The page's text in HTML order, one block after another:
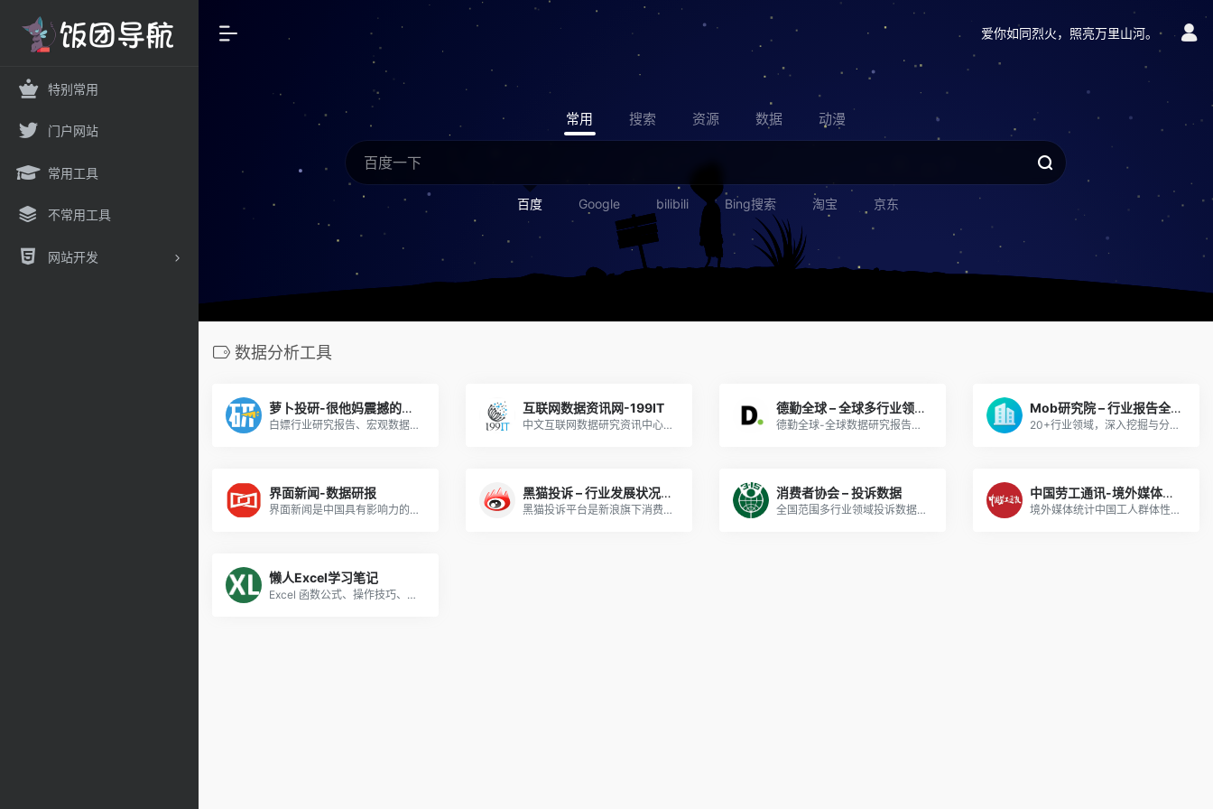
特别常用
门户网站
常用工具
不常用工具
网站开发
爱你如同烈火，照亮万里山河。
常用 搜索 资源 数据 动漫
百度 Google bilibili Bing搜索 淘宝 京东
数据分析工具
萝卜投研-很他妈震撼的网站！一定要看！
白嫖行业研究报告、宏观数据的平台。收集了国内和世界，还有行业的很多数据，不需要任何转发、充值等操作，直接就能下载excel 数据。
互联网数据资讯网-199IT
中文互联网数据研究资讯中心是一个专注于互联网数据研究、互联网数据调研、IT数据分析、互联网咨询机构数据、互联网权威机构，并致力为中国互联网研究和咨询及IT行业数据专业人员和决策者提供一个数据共享平台。这里是
德勤全球 – 全球多行业领域分析报告
德勤全球-全球数据研究报告，切换语言可以找到多种国家的报告。
Mob研究院 – 行业报告全文
20+行业领域，深入挖掘与分析行业现状及变化趋势，输出专业数据报告定制报告
界面新闻-数据研报
界面新闻是中国具有影响力的原创财经新媒体，以财经、商业新闻为核心，布局近40个内容频道，旗下同时拥有正午故事、箭厂视频、歪楼等数个知名新媒体品牌。
黑猫投诉 – 行业发展状况分析
黑猫投诉平台是新浪旗下消费者投诉平台,快速解决315消费投诉,315投诉维权,共享服务投诉,购物平台投诉,旅游出行投诉,住宿投诉,娱乐生活投诉,教育培训投诉,金融支付投诉等,拥有海量企业库,各领域专家,专业律师团队及权威帮帮团来帮助消费者。
消费者协会 – 投诉数据
全国范围多行业领域投诉数据，有成文报告，很好用。
中国劳工通讯-境外媒体统计中国工人群体性事件数据
境外媒体统计中国工人群体性事件、安全生产事故、求助相关数据
懒人Excel学习笔记
Excel 函数公式、操作技巧、数据分析、图表模板、VBA、数据透视表教程